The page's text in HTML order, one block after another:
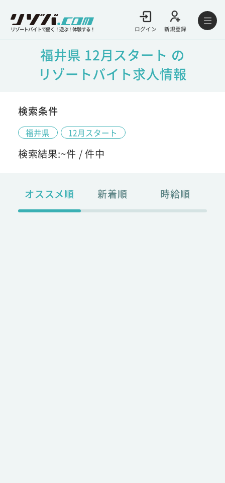
リゾートバイトで働く！遊ぶ！体験する！ ログイン 新規登録
福井県 12月スタート の
リゾートバイト求人情報
検索条件
福井県 12月スタート
検索結果:~件 /件中
オススメ順 新着順 時給順